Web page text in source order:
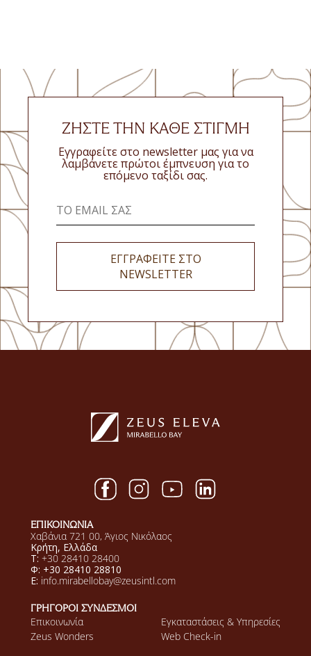
ΖΉΣΤΕ ΤΗΝ ΚΆΘΕ ΣΤΙΓΜΉ
Εγγραφείτε στο newsletter μας για να
λαμβάνετε πρώτοι έμπνευση για το
επόμενο ταξίδι σας.
ΕΓΓΡΑΦΕΙΤΕ ΣΤΟ
NEWSLETTER
ΕΠΙΚΟΙΝΩΝΙΑ
Χαβάνια 721 00, Άγιος Νικόλαος
Κρήτη, Ελλάδα
Τ: +30 28410 28400
Φ: +30 28410 28810
E: info.mirabellobay@zeusintl.com
ΓΡΗΓΟΡΟΙ ΣΥΝΔΕΣΜΟΙ
Επικοινωνία
Εγκαταστάσεις & Υπηρεσίες
Zeus Wonders
Web Check-in